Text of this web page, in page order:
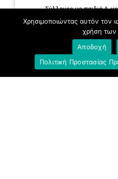
Σύλλογος με παιδιά
συνταξιούχων Ε.Τ.Ε.
Υπουργείο Εργασίας
Υποθέσεων
Χρησιμοποιώντας αυτόν τον
χρήση των
Αποδοχή
Πολιτική Προστασίας